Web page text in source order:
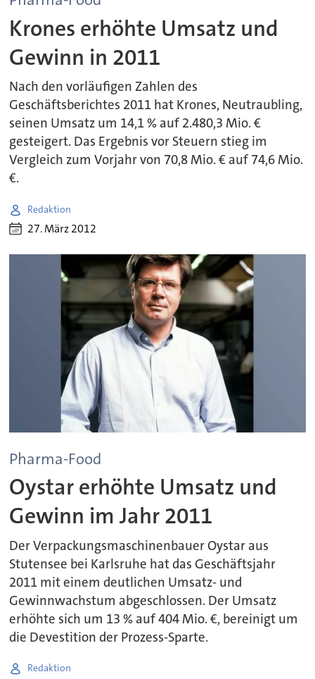
Krones erhöhte Umsatz und
Gewinn in 2011
Nach den vorläufigen Zahlen des
Geschäftsberichtes 2011 hat Krones, Neutraubling,
seinen Umsatz um 14,1 % auf 2.480,3 Mio. €
gesteigert. Das Ergebnis vor Steuern stieg im
Vergleich zum Vorjahr von 70,8 Mio. € auf 74,6 Mio.
€.
Redaktion
27. März 2012
Pharma-Food
Oystar erhöhte Umsatz und
Gewinn im Jahr 2011
Der Verpackungsmaschinenbauer Oystar aus
Stutensee bei Karlsruhe hat das Geschäftsjahr
2011 mit einem deutlichen Umsatz- und
Gewinnwachstum abgeschlossen. Der Umsatz
erhöhte sich um 13 % auf 404 Mio. €, bereinigt um
die Devestition der Prozess-Sparte.
Redaktion